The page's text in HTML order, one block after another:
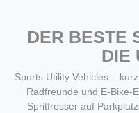
DER BESTE
DIE
Sports Utility Vehicles –
Radfreunde und E-Bike-
Spritfresser auf